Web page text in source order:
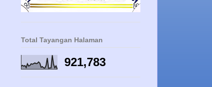
Total Tayangan Halaman
921,783